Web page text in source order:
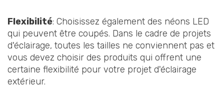
Flexibilité: Choisissez également des néons LED
qui peuvent être coupés. Dans le cadre de projets
d'éclairage, toutes les tailles ne conviennent pas et
vous devez choisir des produits qui offrent une
certaine flexibilité pour votre projet d'éclairage
extérieur.